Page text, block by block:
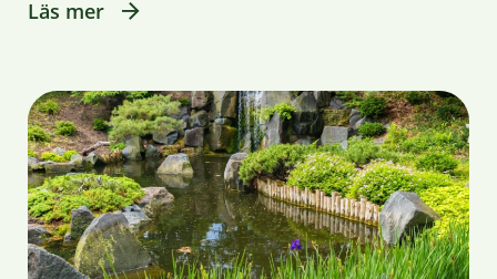
Läs mer